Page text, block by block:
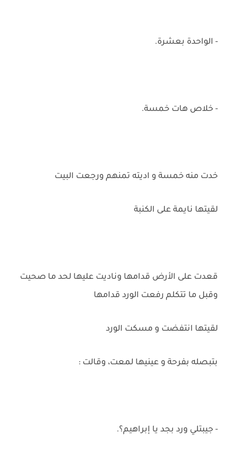
- الواحدة بعشرة.
- خلاص هات خمسة.
خدت منه خمسة و اديته تمنهم ورجعت البيت
لقيتها نايمة على الكنبة
قعدت على الأرض قدامها وناديت عليها لحد ما صحيت
وقبل ما تتكلم رفعت الورد قدامها
لقيتها انتفضت و مسكت الورد
بتبصله بفرحة و عينيها لمعت، وقالت :
- جيبتلي ورد بجد يا إبراهيم؟.